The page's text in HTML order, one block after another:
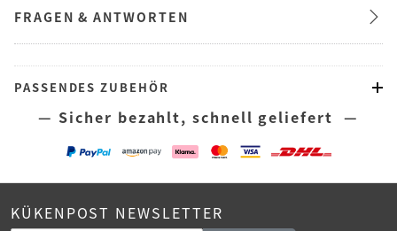
FRAGEN & ANTWORTEN
PASSENDES ZUBEHÖR
— Sicher bezahlt, schnell geliefert —
KÜKENPOST NEWSLETTER